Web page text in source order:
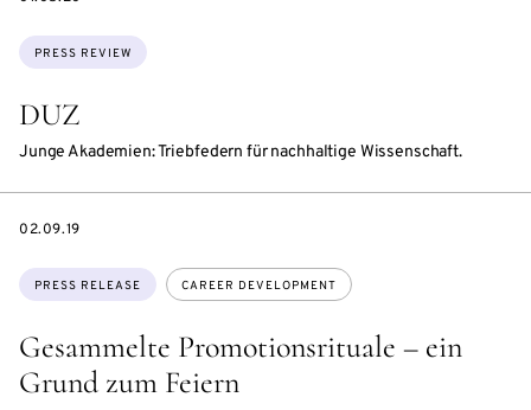
DUZ
Junge Akademien: Triebfedern für nachhaltige Wissenschaft.
Topics:
PRESS REVIEW
Gesammelte Promotionsrituale – ein
Grund zum Feiern
Topics:
PRESS RELEASE CAREER DEVELOPMENT
DATE
02.09.19